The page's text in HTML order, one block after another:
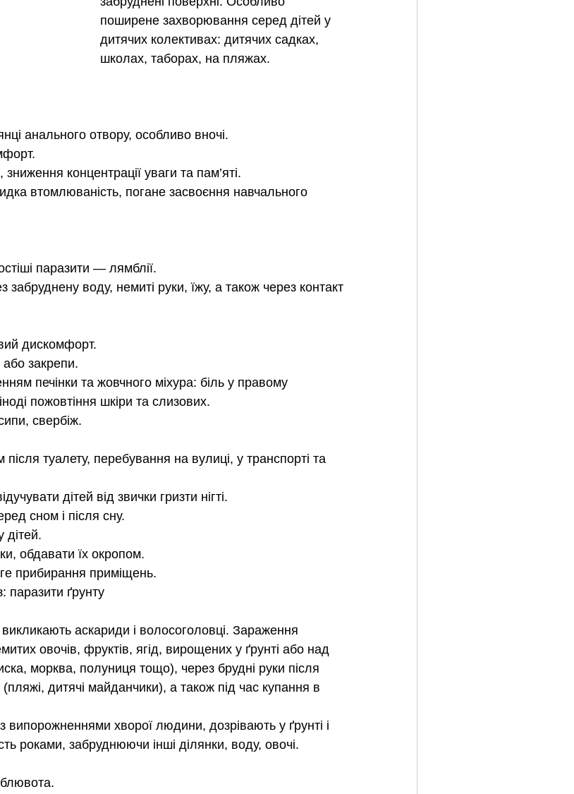
поширене захворювання серед дітей у
дитячих колективах: дитячих садках,
школах, таборах, на пляжах.
анального отвору, особливо вночі.
зниження концентрації уваги та пам’яті.
втомлюваність, погане засвоєння навчального
паразити — лямблії.
забруднену воду, немиті руки, їжу, а також через контакт
дискомфорт.
закрепи.
печінки та жовчного міхура: біль у правому
пожовтіння шкіри та слизових.
свербіж.
туалету, перебування на вулиці, у транспорті та
дітей від звички гризти нігті.
сном і після сну.
дітей.
обдавати їх окропом.
прибирання приміщень.
паразити ґрунту
аскариди і волосоголовці. Зараження
овочів, фруктів, ягід, вирощених у ґрунті або над
морква, полуниця тощо), через брудні руки після
(пляжі, дитячі майданчики), а також під час купання в
випорожненнями хворої людини, дозрівають у ґрунті і
роками, забруднюючи інші ділянки, воду, овочі.